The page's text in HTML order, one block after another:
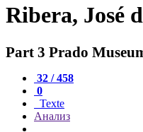
Ribera, José
Part 3 Prado
32 / 458
0
Texte
Анализ